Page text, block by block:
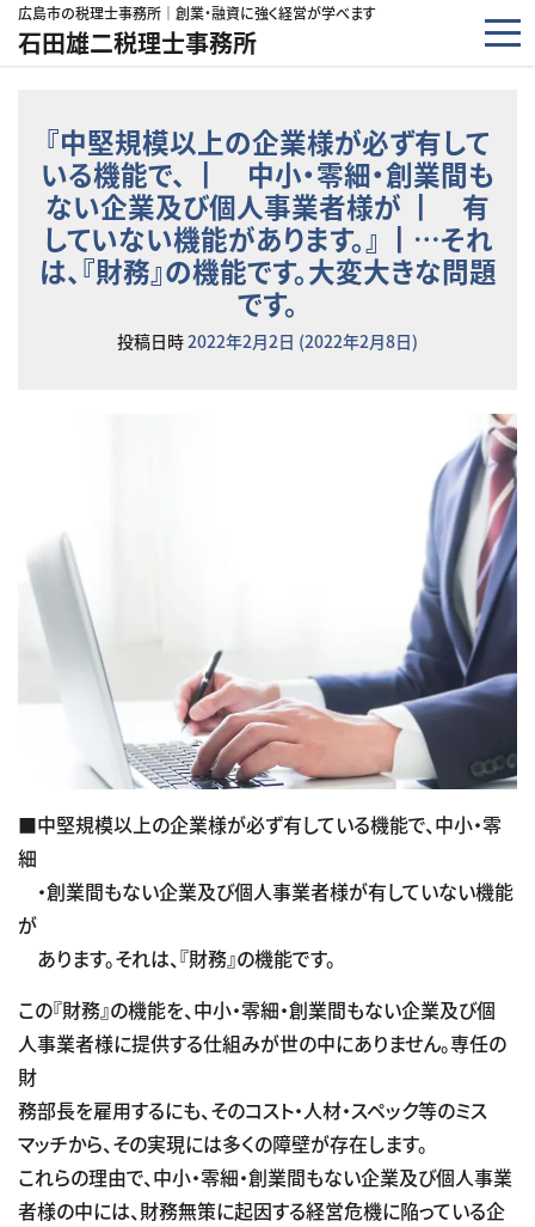
コンテンツへスキップ
広島市の税理士事務所｜創業・融資に強く経営が学べます
石田雄二税理士事務所
『中堅規模以上の企業様が必ず有して
いる機能で、 ┃ 中小・零細・創業間も
ない企業及び個人事業者様が ┃ 有
していない機能があります。』 ┃…それ
は、『財務』の機能です。大変大きな問題
です。
投稿日時2022年2月2日 (2022年2月8日)
■中堅規模以上の企業様が必ず有している機能で、中小・零
細
・創業間もない企業及び個人事業者様が有していない機能
が
あります。それは、『財務』の機能です。
この『財務』の機能を、中小・零細・創業間もない企業及び個
人事業者様に提供する仕組みが世の中にありません。専任の
財
務部長を雇用するにも、そのコスト・人材・スペック等のミス
マッチから、その実現には多くの障壁が存在します。
これらの理由で、中小・零細・創業間もない企業及び個人事業
者様の中には、財務無策に起因する経営危機に陥っている企